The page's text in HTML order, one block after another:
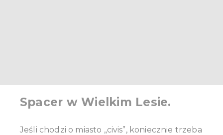
Spacer w Wielkim Lesie.
Jeśli chodzi o miasto „civis”, koniecznie trzeba